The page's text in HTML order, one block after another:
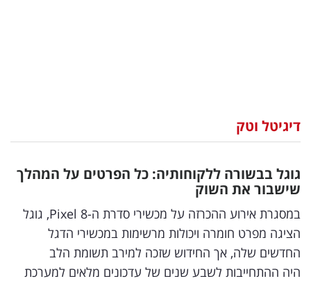
וצרכנות
דיגיטל
וטק
שיווק
ופרסום
דיגיטל וטק
גוגל בבשורה ללקוחותיה: כל הפרטים על המהלך
שישבור את השוק
במסגרת אירוע ההכרזה על מכשירי סדרת ה-Pixel 8, גוגל
הציגה מפרט חומרה ויכולות מרשימות במכשירי הדגל
החדשים שלה, אך החידוש שזכה למירב תשומת הלב
היה ההתחייבות לשבע שנים של עדכונים מלאים למערכת